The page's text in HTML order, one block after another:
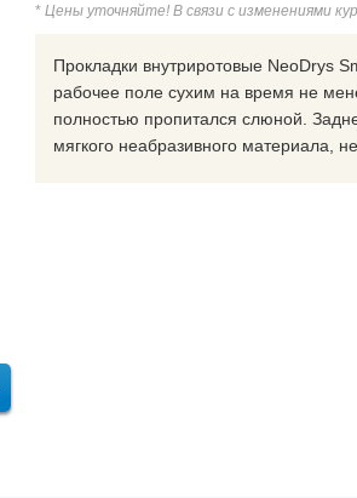
* Цены уточняйте! В связи с изменениями
Прокладки внутриротовые NeoDrys
рабочее поле сухим на время не
полностью пропитался слюной.
мягкого неабразивного материала,